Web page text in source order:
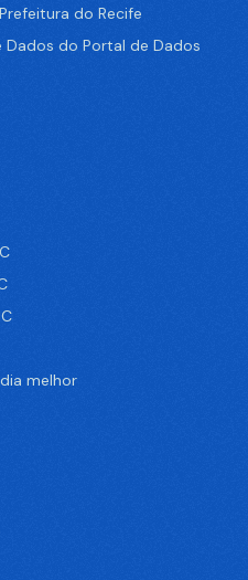
do Recife
do Portal de Dados
melhor